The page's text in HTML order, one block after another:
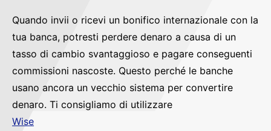
Quando invii o ricevi un bonifico internazionale con la
tua banca, potresti perdere denaro a causa di un
tasso di cambio svantaggioso e pagare conseguenti
commissioni nascoste. Questo perché le banche
usano ancora un vecchio sistema per convertire
denaro. Ti consigliamo di utilizzare
Wise